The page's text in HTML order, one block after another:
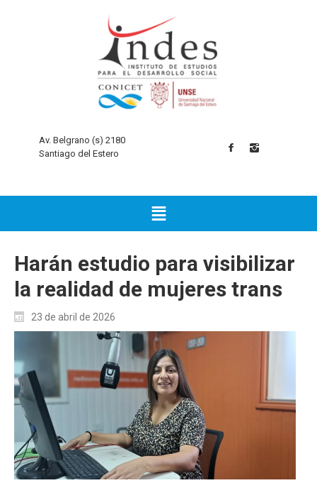
Av. Belgrano (s) 2180
Santiago del Estero
Harán estudio para visibilizar
la realidad de mujeres trans
23 de abril de 2026